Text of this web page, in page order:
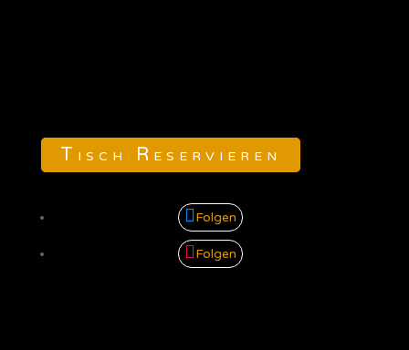
Tisch Reservieren
Folgen
Folgen